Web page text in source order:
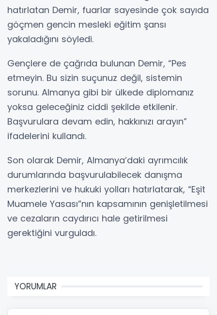
hatırlatan Demir, fuarlar sayesinde çok sayıda
göçmen gencin mesleki eğitim şansı
yakaladığını söyledi.
Gençlere de çağrıda bulunan Demir, “Pes
etmeyin. Bu sizin suçunuz değil, sistemin
sorunu. Almanya gibi bir ülkede diplomanız
yoksa geleceğiniz ciddi şekilde etkilenir.
Başvurulara devam edin, hakkınızı arayın”
ifadelerini kullandı.
Son olarak Demir, Almanya’daki ayrımcılık
durumlarında başvurulabilecek danışma
merkezlerini ve hukuki yolları hatırlatarak, “Eşit
Muamele Yasası”nın kapsamının genişletilmesi
ve cezaların caydırıcı hale getirilmesi
gerektiğini vurguladı.
YORUMLAR